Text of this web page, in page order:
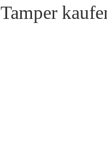
Tamper